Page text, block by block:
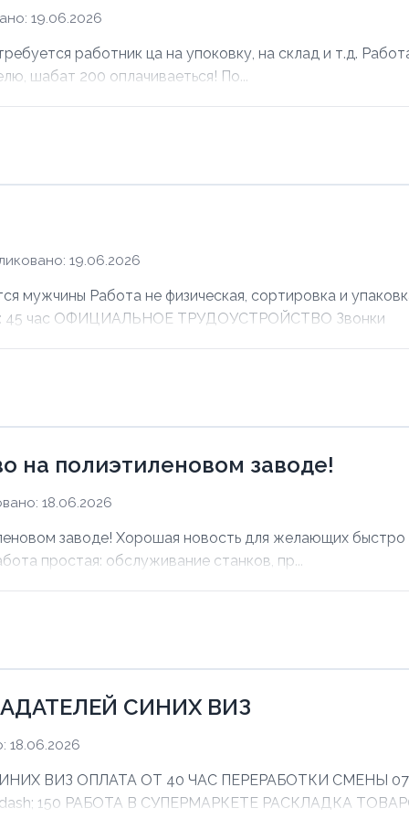
19.06.2026
работник ца на упоковку, на склад и т.д.
шабат 200 оплачиваеться! По...
19.06.2026
Работа не физическая, сортировка и
45 час ОФИЦИАЛЬНОЕ ТРУДОУСТРОЙСТВО Звонки
на полиэтиленовом заводе!
18.06.2026
заводе! Хорошая новость для желающих
простая: обслуживание станков, пр...
СИНИХ ВИЗ
18.06.2026
ВИЗ ОПЛАТА ОТ 40 ЧАС ПЕРЕРАБОТКИ СМЕНЫ
150 РАБОТА В СУПЕРМАРКЕТЕ РАСКЛАДКА